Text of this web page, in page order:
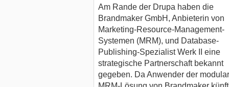
Am Rande der Drupa haben die
Brandmaker GmbH, Anbieterin von
Marketing-Resource-Management-
Systemen (MRM), und Database-
Publishing-Spezialist Werk II eine
strategische Partnerschaft bekannt
gegeben. Da Anwender der